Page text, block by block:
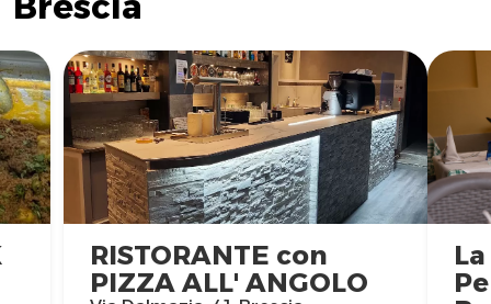
RISTORANTE con
PIZZA ALL' ANGOLO